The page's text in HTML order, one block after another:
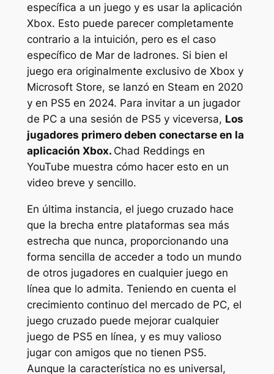
específica a un juego y es usar la aplicación
Xbox. Esto puede parecer completamente
contrario a la intuición, pero es el caso
específico de Mar de ladrones. Si bien el
juego era originalmente exclusivo de Xbox y
Microsoft Store, se lanzó en Steam en 2020
y en PS5 en 2024. Para invitar a un jugador
de PC a una sesión de PS5 y viceversa, Los
jugadores primero deben conectarse en la
aplicación Xbox. Chad Reddings en
YouTube muestra cómo hacer esto en un
video breve y sencillo.
En última instancia, el juego cruzado hace
que la brecha entre plataformas sea más
estrecha que nunca, proporcionando una
forma sencilla de acceder a todo un mundo
de otros jugadores en cualquier juego en
línea que lo admita. Teniendo en cuenta el
crecimiento continuo del mercado de PC, el
juego cruzado puede mejorar cualquier
juego de PS5 en línea, y es muy valioso
jugar con amigos que no tienen PS5.
Aunque la característica no es universal,